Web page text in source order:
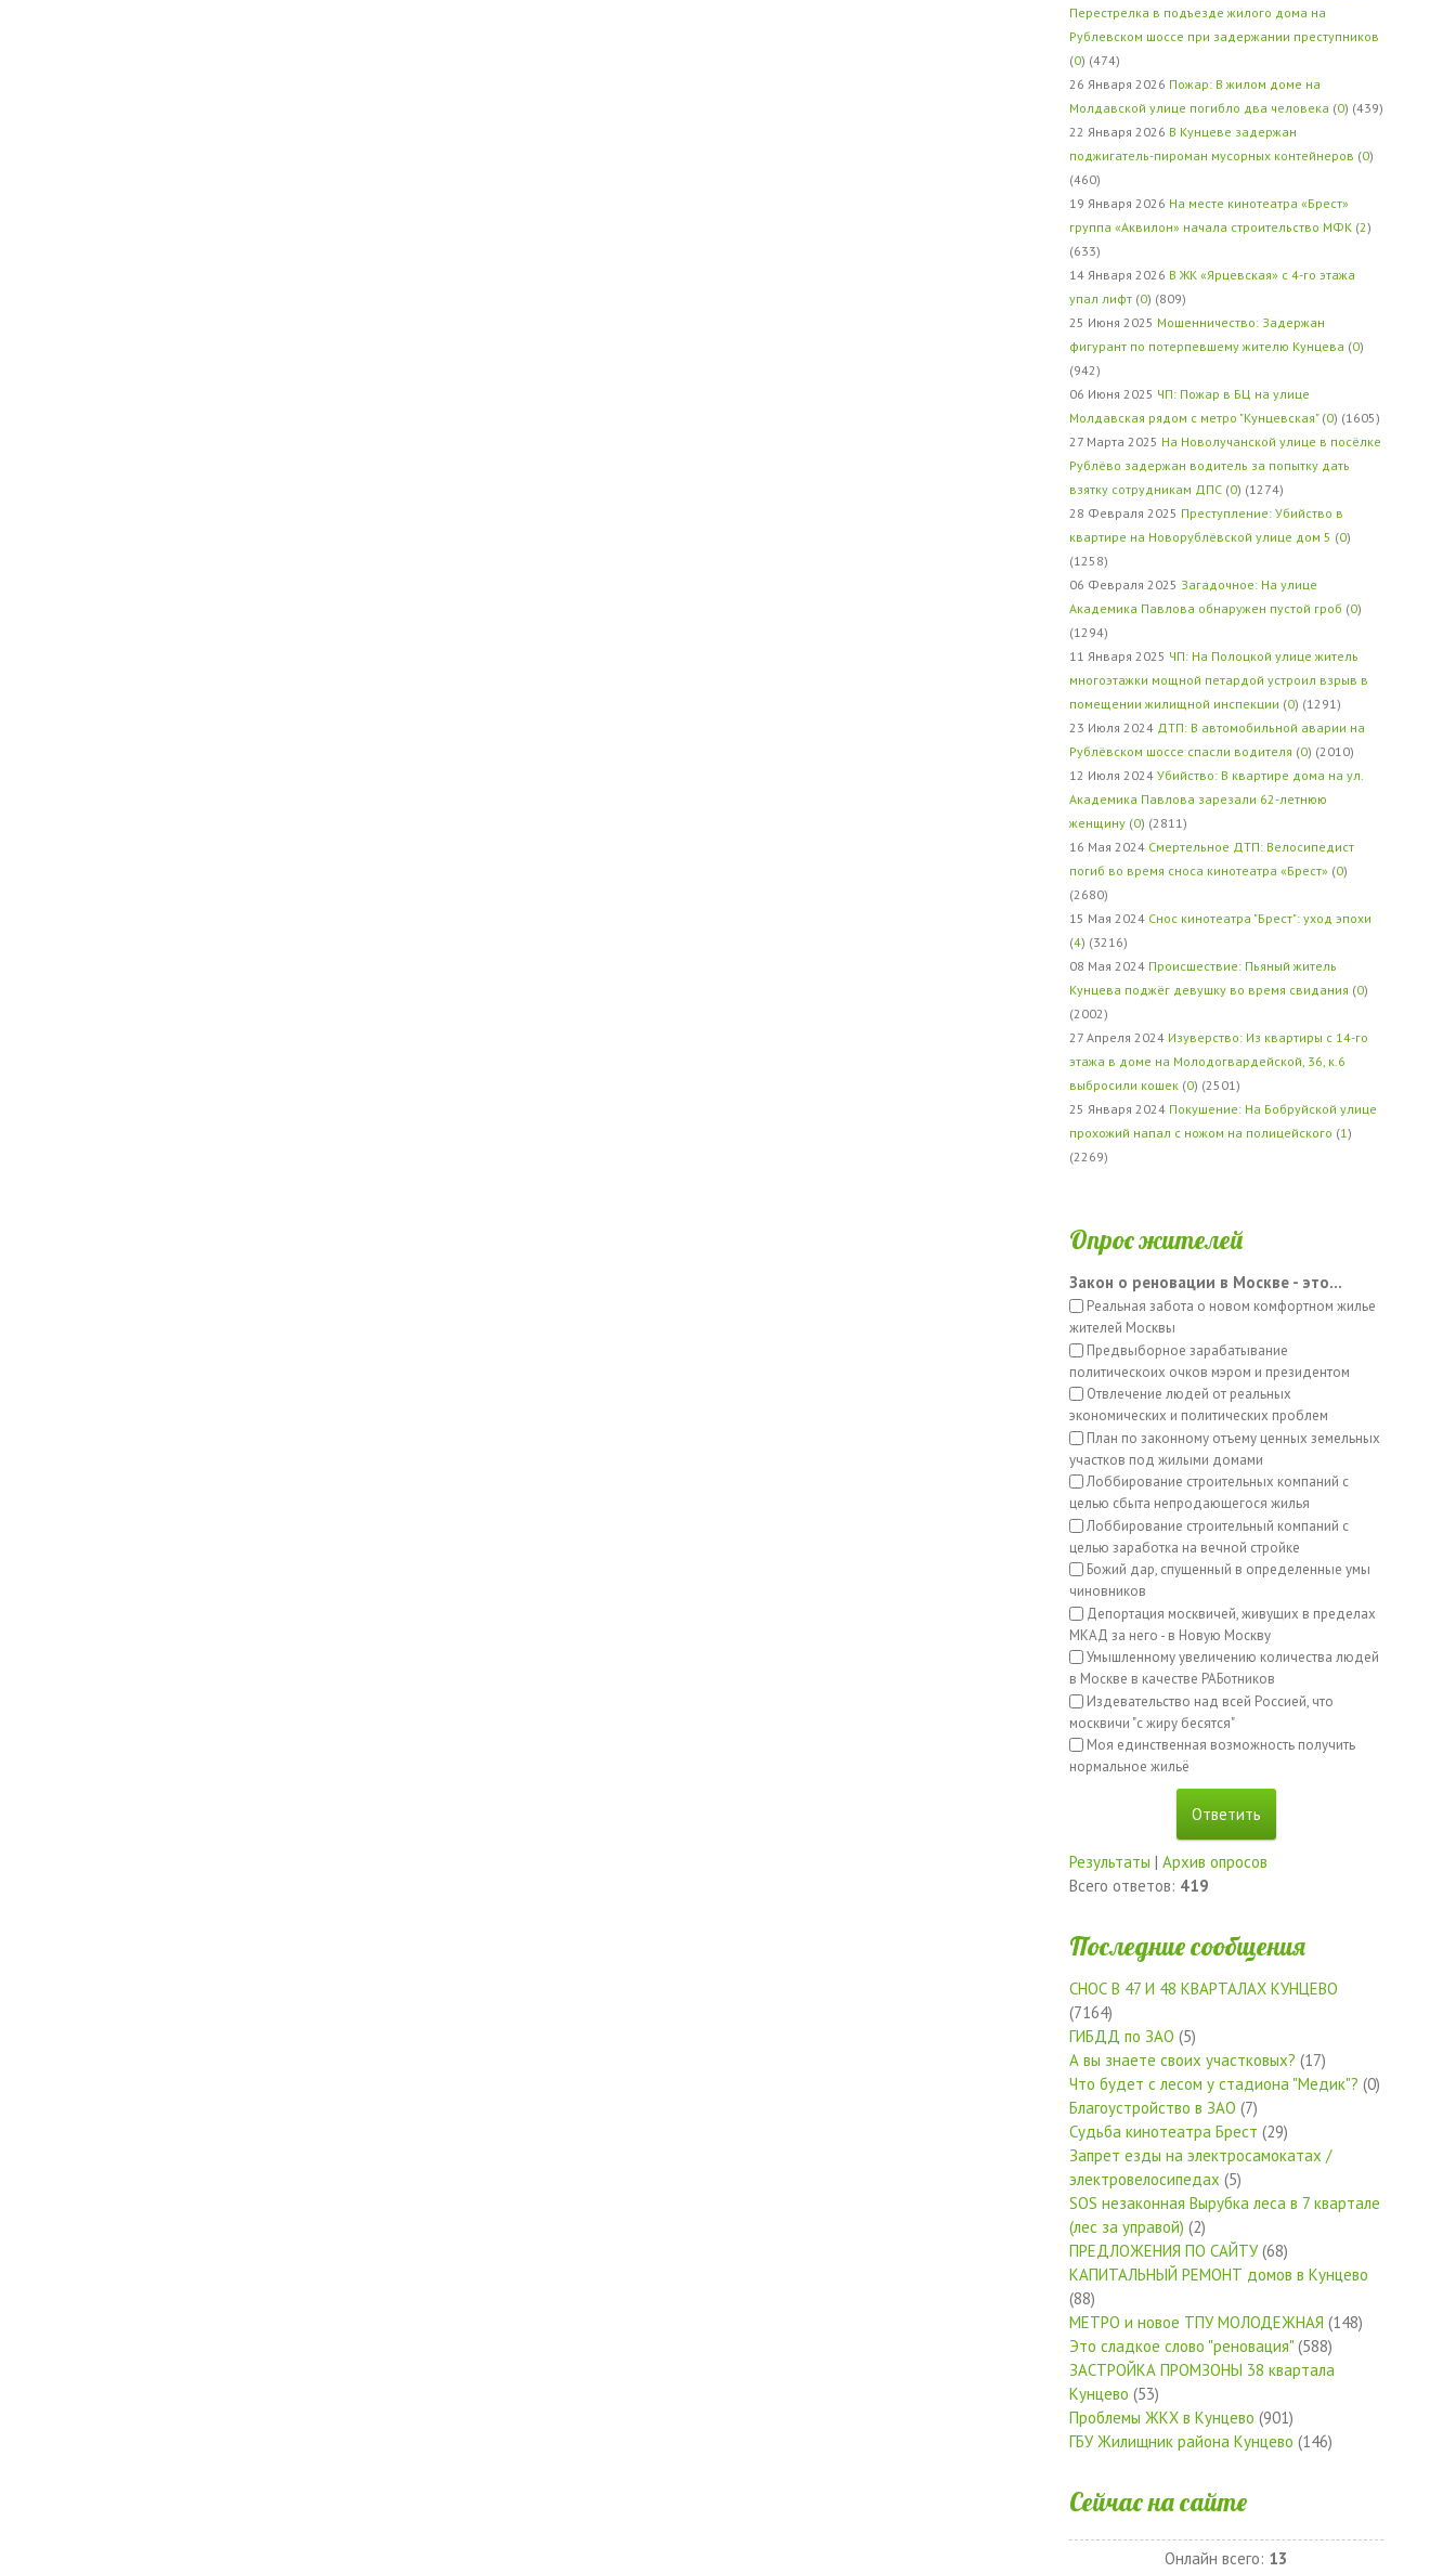
Перестрелка в подъезде жилого дома на
Рублевском шоссе при задержании преступников
(0) (474)
26 Января 2026 Пожар: В жилом доме на
Молдавской улице погибло два человека (0) (439)
22 Января 2026 В Кунцеве задержан
поджигатель-пироман мусорных контейнеров (0)
(460)
19 Января 2026 На месте кинотеатра «Брест»
группа «Аквилон» начала строительство МФК (2)
(633)
14 Января 2026 В ЖК «Ярцевская» с 4-го этажа
упал лифт (0) (809)
25 Июня 2025 Мошенничество: Задержан
фигурант по потерпевшему жителю Кунцева (0)
(942)
06 Июня 2025 ЧП: Пожар в БЦ на улице
Молдавская рядом с метро "Кунцевская" (0) (1605)
27 Марта 2025 На Новолучанской улице в посёлке
Рублёво задержан водитель за попытку дать
взятку сотрудникам ДПС (0) (1274)
28 Февраля 2025 Преступление: Убийство в
квартире на Новорублёвской улице дом 5 (0)
(1258)
06 Февраля 2025 Загадочное: На улице
Академика Павлова обнаружен пустой гроб (0)
(1294)
11 Января 2025 ЧП: На Полоцкой улице житель
многоэтажки мощной петардой устроил взрыв в
помещении жилищной инспекции (0) (1291)
23 Июля 2024 ДТП: В автомобильной аварии на
Рублёвском шоссе спасли водителя (0) (2010)
12 Июля 2024 Убийство: В квартире дома на ул.
Академика Павлова зарезали 62-летнюю
женщину (0) (2811)
16 Мая 2024 Смертельное ДТП: Велосипедист
погиб во время сноса кинотеатра «Брест» (0)
(2680)
15 Мая 2024 Снос кинотеатра "Брест": уход эпохи
(4) (3216)
08 Мая 2024 Происшествие: Пьяный житель
Кунцева поджёг девушку во время свидания (0)
(2002)
27 Апреля 2024 Изуверство: Из квартиры с 14-го
этажа в доме на Молодогвардейской, 36, к.6
выбросили кошек (0) (2501)
25 Января 2024 Покушение: На Бобруйской улице
прохожий напал с ножом на полицейского (1)
(2269)
Опрос жителей
Закон о реновации в Москве - это...
Реальная забота о новом комфортном жилье
жителей Москвы
Предвыборное зарабатывание
политическоих очков мэром и президентом
Отвлечение людей от реальных
экономических и политических проблем
План по законному отъему ценных земельных
участков под жилыми домами
Лоббирование строительных компаний с
целью сбыта непродающегося жилья
Лоббирование строительный компаний с
целью заработка на вечной стройке
Божий дар, спущенный в определенные умы
чиновников
Депортация москвичей, живущих в пределах
МКАД за него - в Новую Москву
Умышленному увеличению количества людей
в Москве в качестве РАБотников
Издевательство над всей Россией, что
москвичи "с жиру бесятся"
Моя единственная возможность получить
нормальное жильё
Результаты | Архив опросов
Всего ответов: 419
Последние сообщения
СНОС В 47 И 48 КВАРТАЛАХ КУНЦЕВО
(7164)
ГИБДД по ЗАО (5)
А вы знаете своих участковых? (17)
Что будет с лесом у стадиона "Медик"? (0)
Благоустройство в ЗАО (7)
Судьба кинотеатра Брест (29)
Запрет езды на электросамокатах /
электровелосипедах (5)
SOS незаконная Вырубка леса в 7 квартале
(лес за управой) (2)
ПРЕДЛОЖЕНИЯ ПО САЙТУ(68)
КАПИТАЛЬНЫЙ РЕМОНТ домов в Кунцево
(88)
МЕТРО и новое ТПУ МОЛОДЕЖНАЯ (148)
Это сладкое слово "реновация"(588)
ЗАСТРОЙКА ПРОМЗОНЫ 38 квартала
Кунцево (53)
Проблемы ЖКХ в Кунцево (901)
ГБУ Жилищник района Кунцево (146)
Сейчас на сайте
Онлайн всего: 13